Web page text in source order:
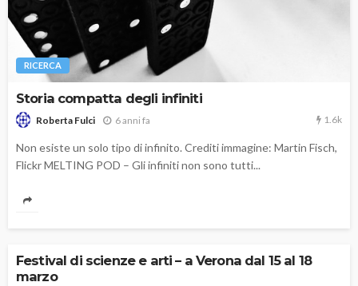
RICERCA
Storia compatta degli infiniti
Roberta Fulci 6 anni fa 1.6k
Non esiste un solo tipo di infinito. Crediti immagine: Martin Fisch,
Flickr MELTING POD – Gli infiniti non sono tutti...
Festival di scienze e arti – a Verona dal 15 al 18
marzo